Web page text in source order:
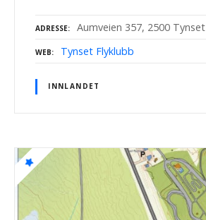
ADRESSE Aumveien 357, 2500 Tynset
WEB Tynset Flyklubb
INNLANDET